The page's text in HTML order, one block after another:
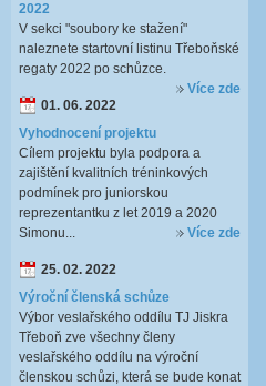
2022
V sekci "soubory ke stažení"
naleznete startovní listinu Třeboňské
regaty 2022 po schůzce.
Více zde
01. 06. 2022
Vyhodnocení projektu
Cílem projektu byla podpora a
zajištění kvalitních tréninkových
podmínek pro juniorskou
reprezentantku z let 2019 a 2020
Simonu...
Více zde
25. 02. 2022
Výroční členská schůze
Výbor veslařského oddílu TJ Jiskra
Třeboň zve všechny členy
veslařského oddílu na výroční
členskou schůzi, která se bude konat